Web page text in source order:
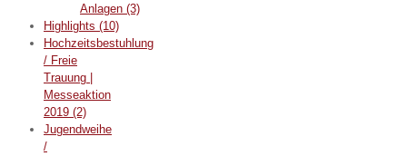
Anlagen (3)
Highlights (10)
Hochzeitsbestuhlung
/ Freie
Trauung |
Messeaktion
2019 (2)
Jugendweihe
/